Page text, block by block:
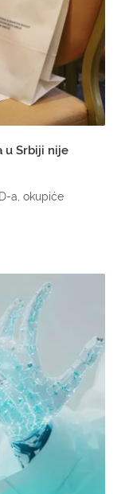
u Srbiji nije
a, okupiće